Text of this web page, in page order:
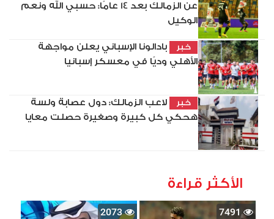
عن الزمالك بعد 14 عامًا: حسبي الله ونعم
الوكيل
خبر
بادالونا الإسباني يعلن مواجهة
الأهلي وديًا في معسكر إسبانيا
خبر
لاعب الزمالك: دول عصابة ولسة
هحكي كل كبيرة وصغيرة حصلت معايا
الأكثر قراءة
7491
2073